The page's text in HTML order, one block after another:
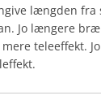
længden fra
Jo længere
teleeffekt.